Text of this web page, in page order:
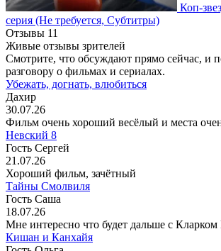
Коп-
серия (Не требуется, Субтитры)
Отзывы 11
Живые отзывы зрителей
Смотрите, что обсуждают прямо сейчас, и
разговору о фильмах и сериалах.
Убежать, догнать, влюбиться
Дахир
30.07.26
Фильм очень хороший весёлый и места
Невский 8
Гость Сергей
21.07.26
Хороший фильм, зачётный
Тайны Смолвиля
Гость Саша
18.07.26
Мне интересно что будет дальше с
Кишан и Канхайя